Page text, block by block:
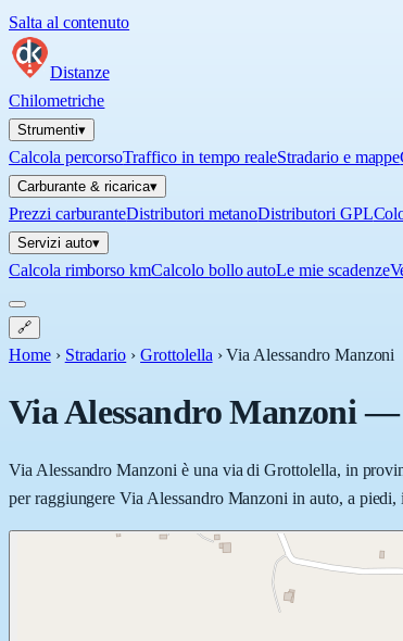
Salta al contenuto
Distanze
Chilometriche
Strumenti▾
Calcola percorsoTraffico in tempo realeStradario e mappe
Carburante & ricarica▾
Prezzi carburanteDistributori metanoDistributori GPL
Servizi auto▾
Calcola rimborso kmCalcolo bollo autoLe mie scadenze
🔗
Home › Stradario › Grottolella ›Via Alessandro Manzoni
Via Alessandro Manzoni—
Via Alessandro Manzoni è una via di Grottolella, in
per raggiungere Via Alessandro Manzoni in auto, a